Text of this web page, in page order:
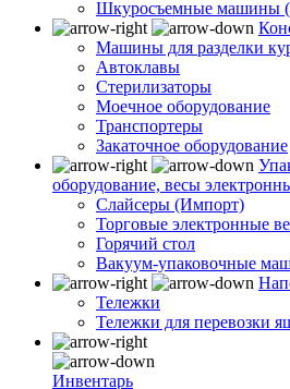
Шкуросъемные машины
Машины для разделки
Автоклавы
Стерилизаторы
Моечное оборудование
Транспортеры
Закаточное оборудование
оборудование, весы
Слайсеры (Импорт)
Торговые электронные
Горячий стол
Вакуум-упаковочные
Тележки
Тележки для перевозки
Инвентарь